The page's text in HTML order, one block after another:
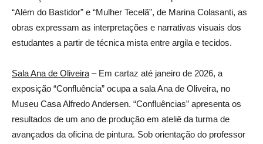
“Além do Bastidor” e “Mulher Tecelã”, de Marina Colasanti, as
obras expressam as interpretações e narrativas visuais dos
estudantes a partir de técnica mista entre argila e tecidos.
Sala Ana de Oliveira – Em cartaz até janeiro de 2026, a
exposição “Confluência” ocupa a sala Ana de Oliveira, no
Museu Casa Alfredo Andersen. “Confluências” apresenta os
resultados de um ano de produção em ateliê da turma de
avançados da oficina de pintura. Sob orientação do professor